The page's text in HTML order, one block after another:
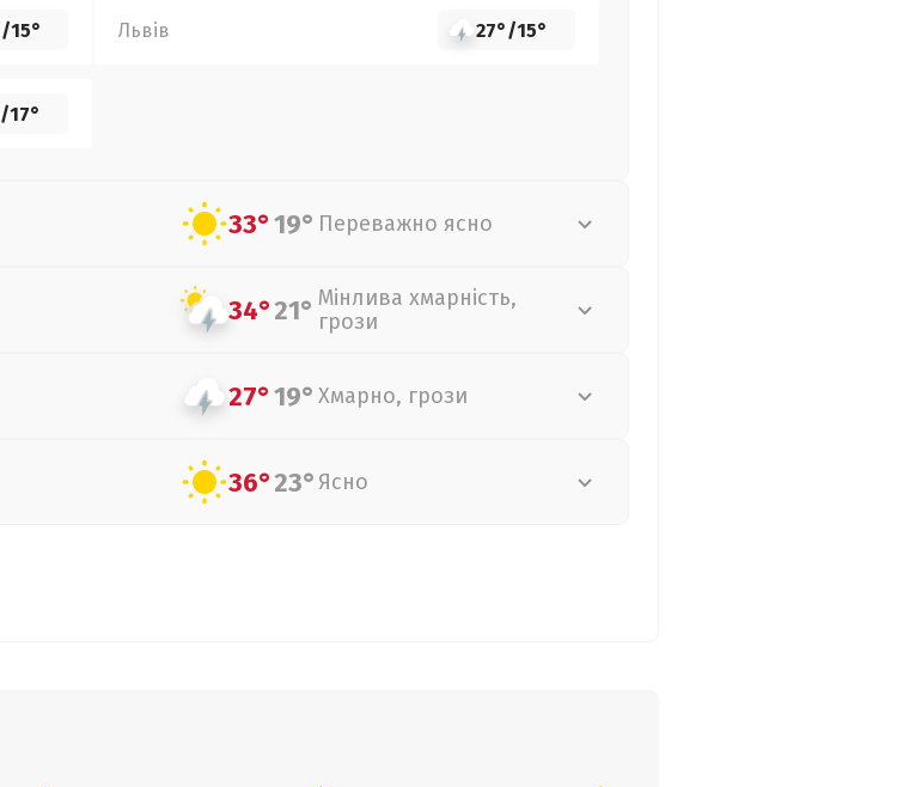
/15° Львів 27°/15°
/17°
33°19° Переважно ясно
34°21° Мінлива хмарність,
грози
27°19° Хмарно, грози
36°23° Ясно